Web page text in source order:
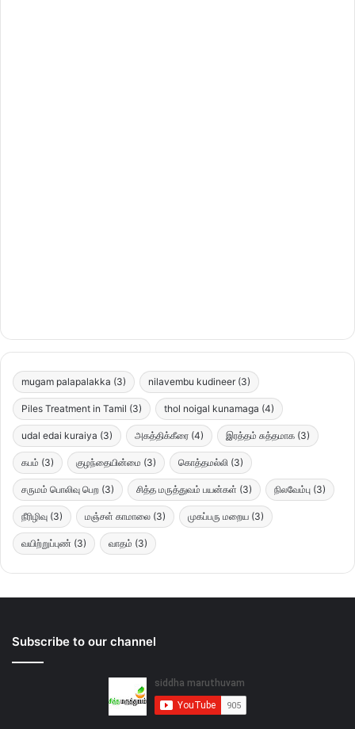
mugam palapalakka (3) nilavembu kudineer (3)
Piles Treatment in Tamil (3) thol noigal kunamaga (4)
udal edai kuraiya (3) அகத்திக்கீரை (4) இரத்தம் சுத்தமாக (3)
கபம் (3) குழந்தையின்மை (3) கொத்தமல்லி (3)
சருமம் பொலிவு பெற (3) சித்த மருத்துவம் பயன்கள் (3) நிலவேம்பு (3)
நீரிழிவு (3) மஞ்சள் காமாலை (3) முகப்பரு மறைய (3)
வயிற்றுப்புண் (3) வாதம் (3)
Subscribe to our channel